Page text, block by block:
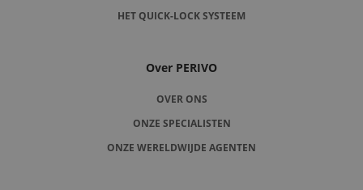
HET QUICK-LOCK SYSTEEM
Over PERIVO
OVER ONS
ONZE SPECIALISTEN
ONZE WERELDWIJDE AGENTEN